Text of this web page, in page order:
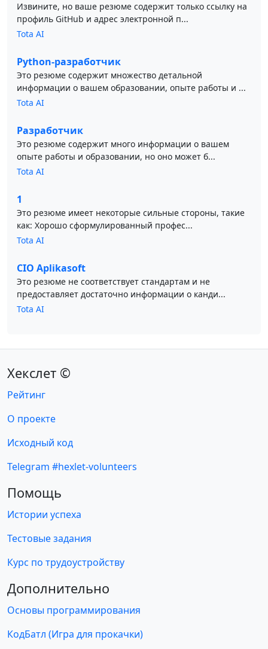
Извините, но ваше резюме содержит только ссылку на
профиль GitHub и адрес электронной п...
Tota AI
Python-разработчик
Это резюме содержит множество детальной
информации о вашем образовании, опыте работы и ...
Tota AI
Разработчик
Это резюме содержит много информации о вашем
опыте работы и образовании, но оно может б...
Tota AI
1
Это резюме имеет некоторые сильные стороны, такие
как: Хорошо сформулированный профес...
Tota AI
CIO Aplikasoft
Это резюме не соответствует стандартам и не
предоставляет достаточно информации о канди...
Tota AI
Хекслет ©
Рейтинг
О проекте
Исходный код
Telegram #hexlet-volunteers
Помощь
Истории успеха
Тестовые задания
Курс по трудоустройству
Дополнительно
Основы программирования
КодБатл (Игра для прокачки)